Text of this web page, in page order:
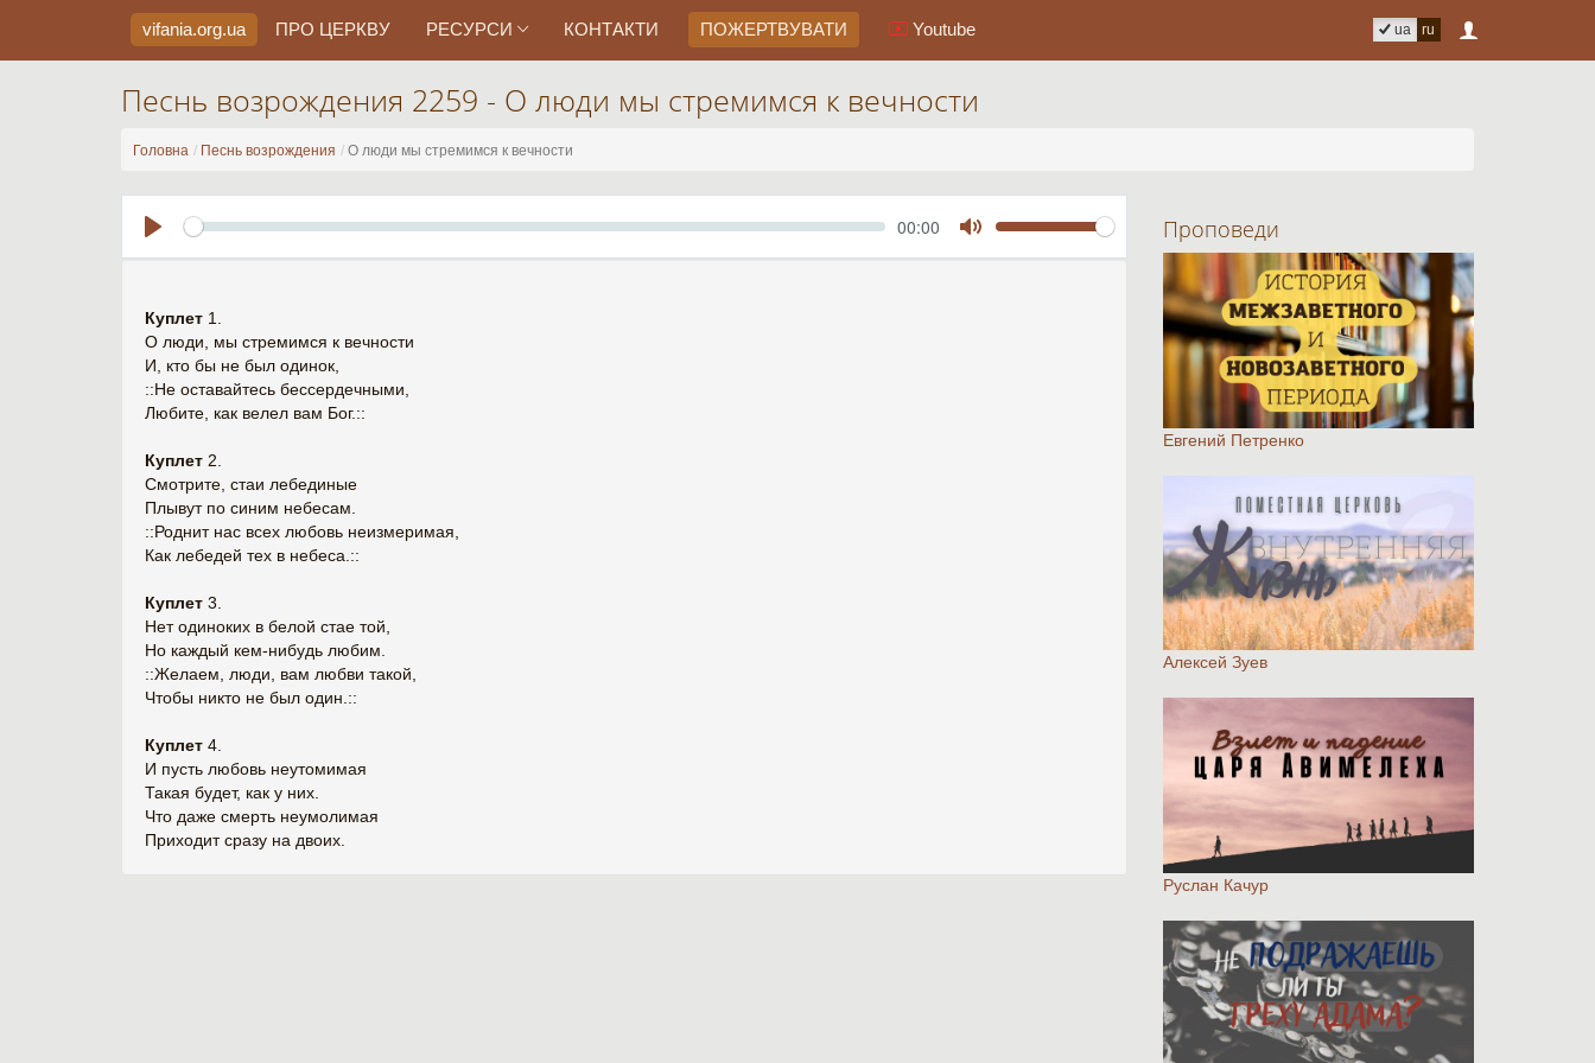
vifania.org.ua ПРО ЦЕРКВУ РЕСУРСИ КОНТАКТИ ПОЖЕРТВУВАТИ Youtube ua ru
Песнь возрождения 2259 - О люди мы стремимся к вечности
Головна Песнь возрождения О люди мы стремимся к вечности
Seek Current
00:00
Mute
Volume
Куплет 1.
О люди, мы стремимся к вечности
И, кто бы не был одинок,
::Не оставайтесь бессердечными,
Любите, как велел вам Бог.::
Куплет 2.
Смотрите, стаи лебединые
Плывут по синим небесам.
::Роднит нас всех любовь неизмеримая,
Как лебедей тех в небеса.::
Куплет 3.
Нет одиноких в белой стае той,
Но каждый кем-нибудь любим.
::Желаем, люди, вам любви такой,
Чтобы никто не был один.::
Куплет 4.
И пусть любовь неутомимая
Такая будет, как у них.
Что даже смерть неумолимая
Приходит сразу на двоих.
Проповеди
Евгений Петренко
Алексей Зуев
Руслан Качур